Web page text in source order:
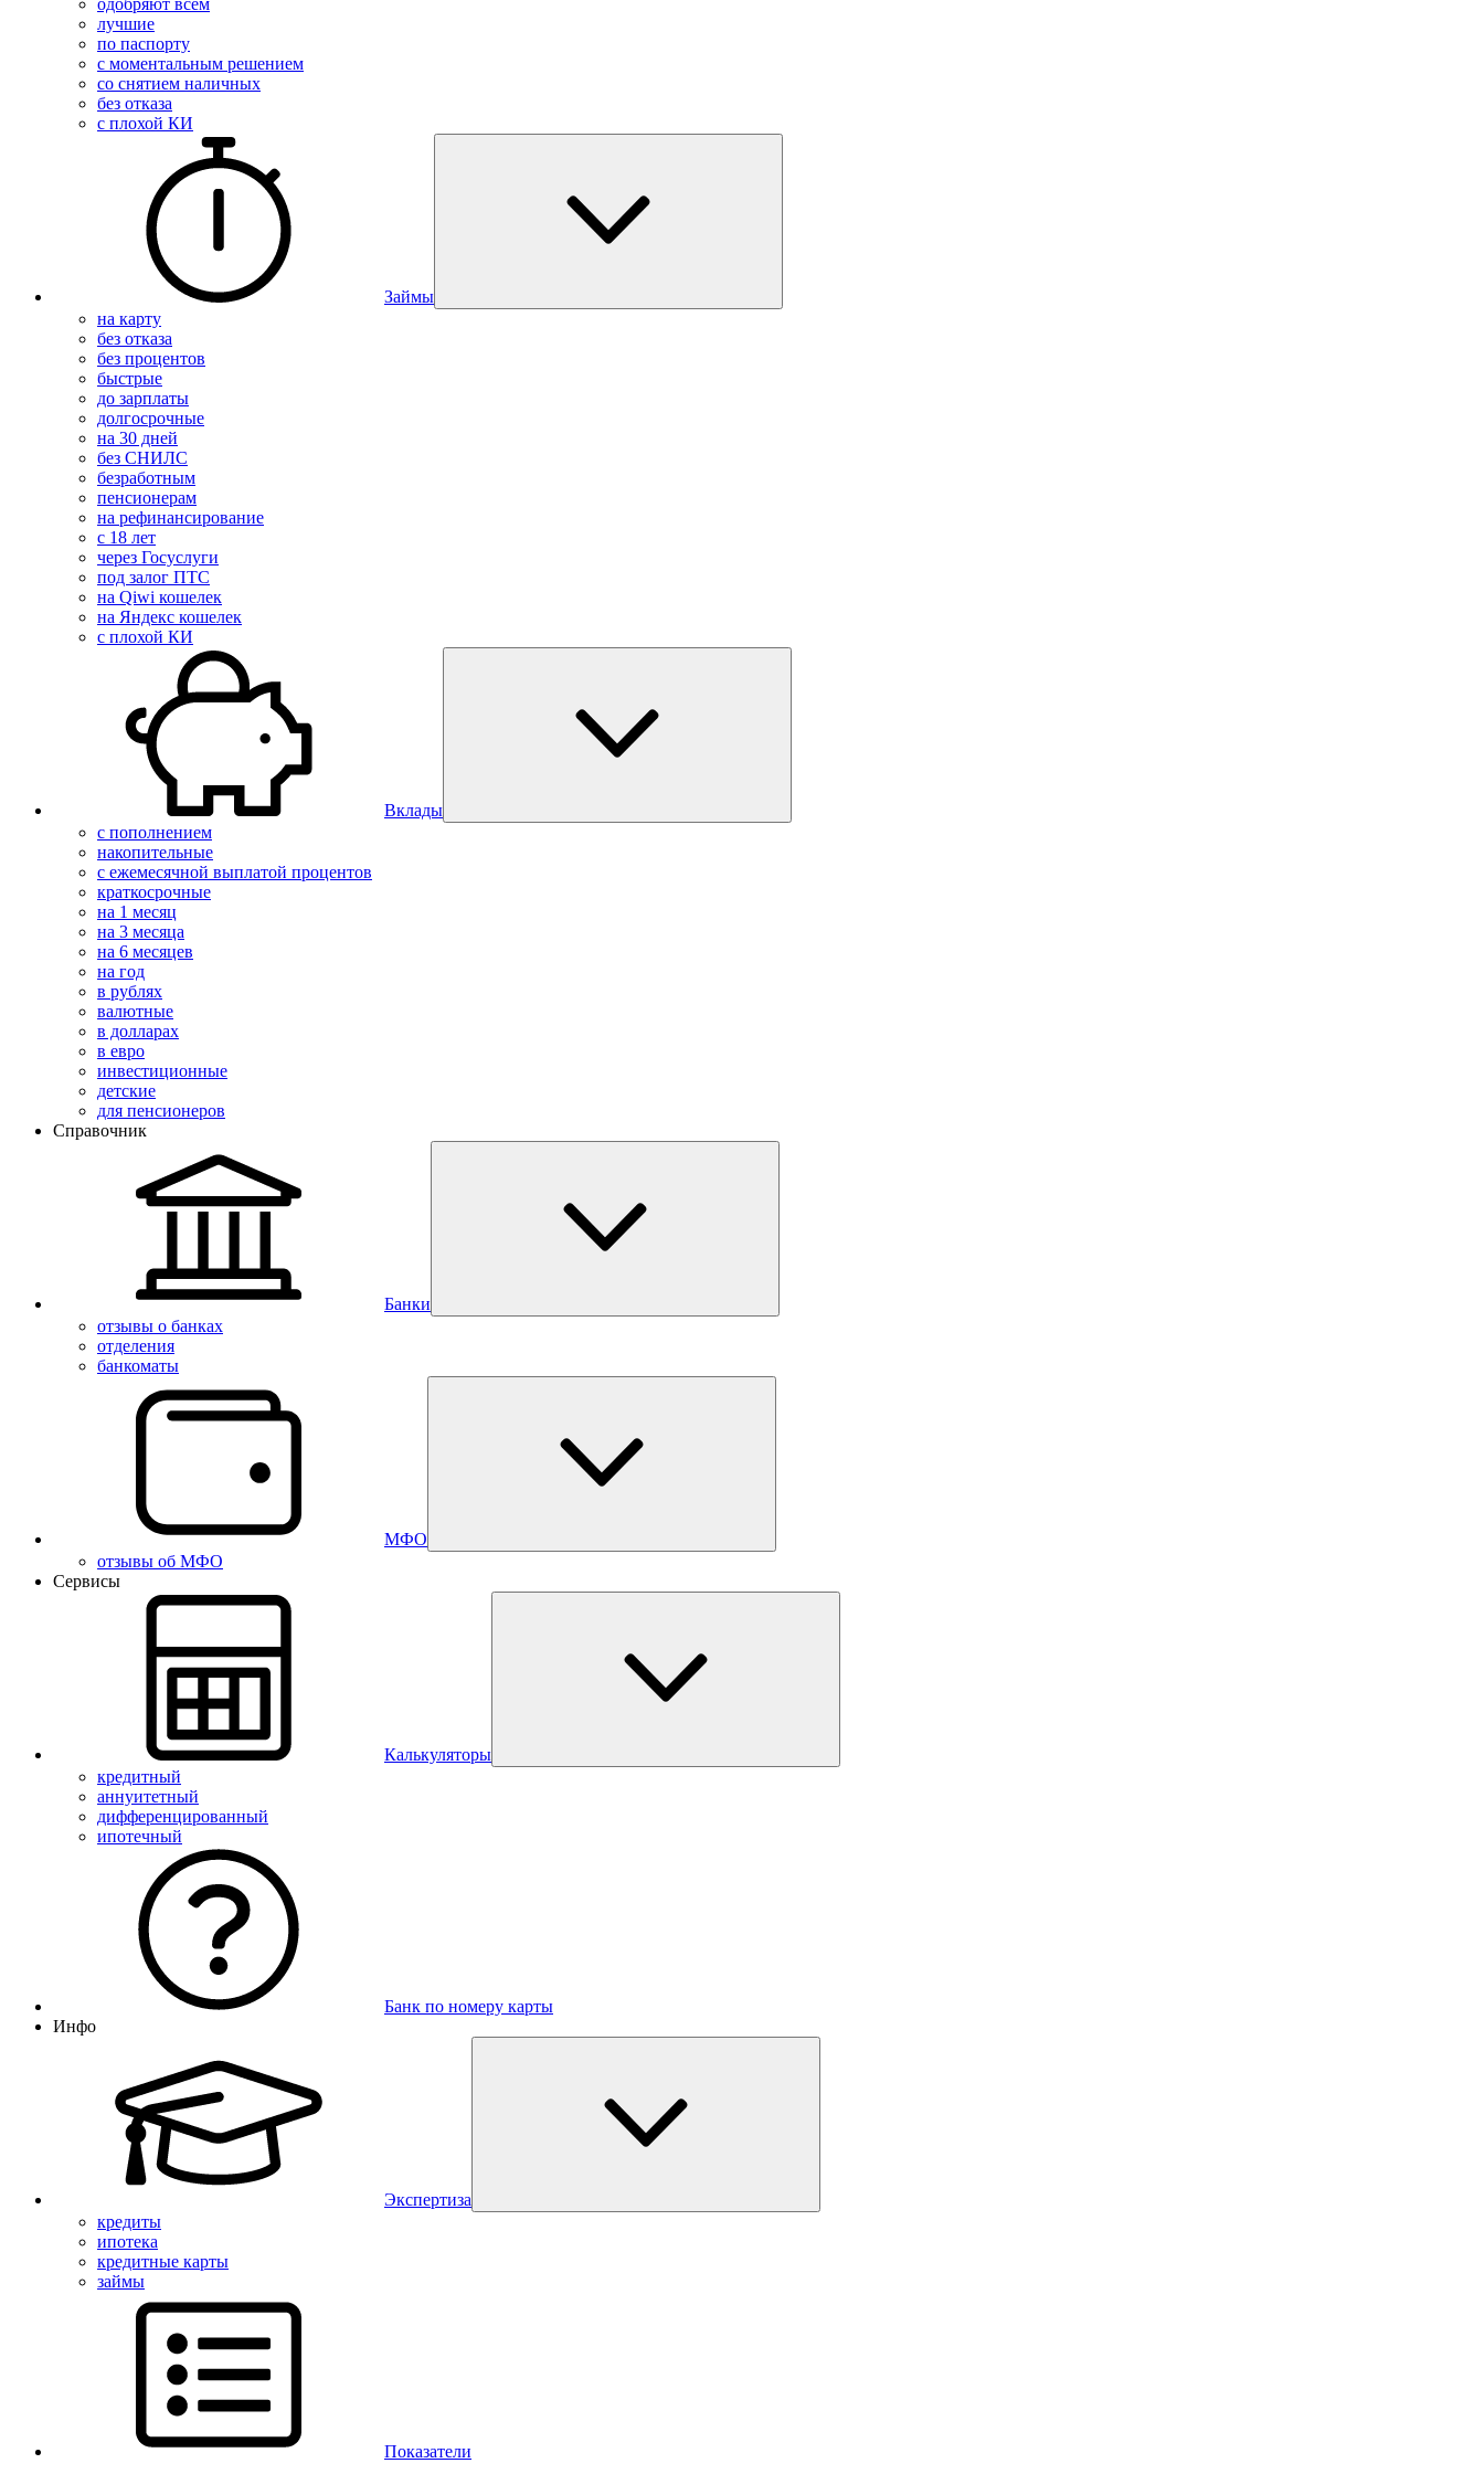
одобряют всем
лучшие
по паспорту
с моментальным решением
со снятием наличных
без отказа
с плохой КИ
Займы
на карту
без отказа
без процентов
быстрые
до зарплаты
долгосрочные
на 30 дней
без СНИЛС
безработным
пенсионерам
на рефинансирование
с 18 лет
через Госуслуги
под залог ПТС
на Qiwi кошелек
на Яндекс кошелек
с плохой КИ
Вклады
с пополнением
накопительные
с ежемесячной выплатой процентов
краткосрочные
на 1 месяц
на 3 месяца
на 6 месяцев
на год
в рублях
валютные
в долларах
в евро
инвестиционные
детские
для пенсионеров
Справочник
Банки
отзывы о банках
отделения
банкоматы
МФО
отзывы об МФО
Сервисы
Калькуляторы
кредитный
аннуитетный
дифференцированный
ипотечный
Банк по номеру карты
Инфо
Экспертиза
кредиты
ипотека
кредитные карты
займы
Показатели